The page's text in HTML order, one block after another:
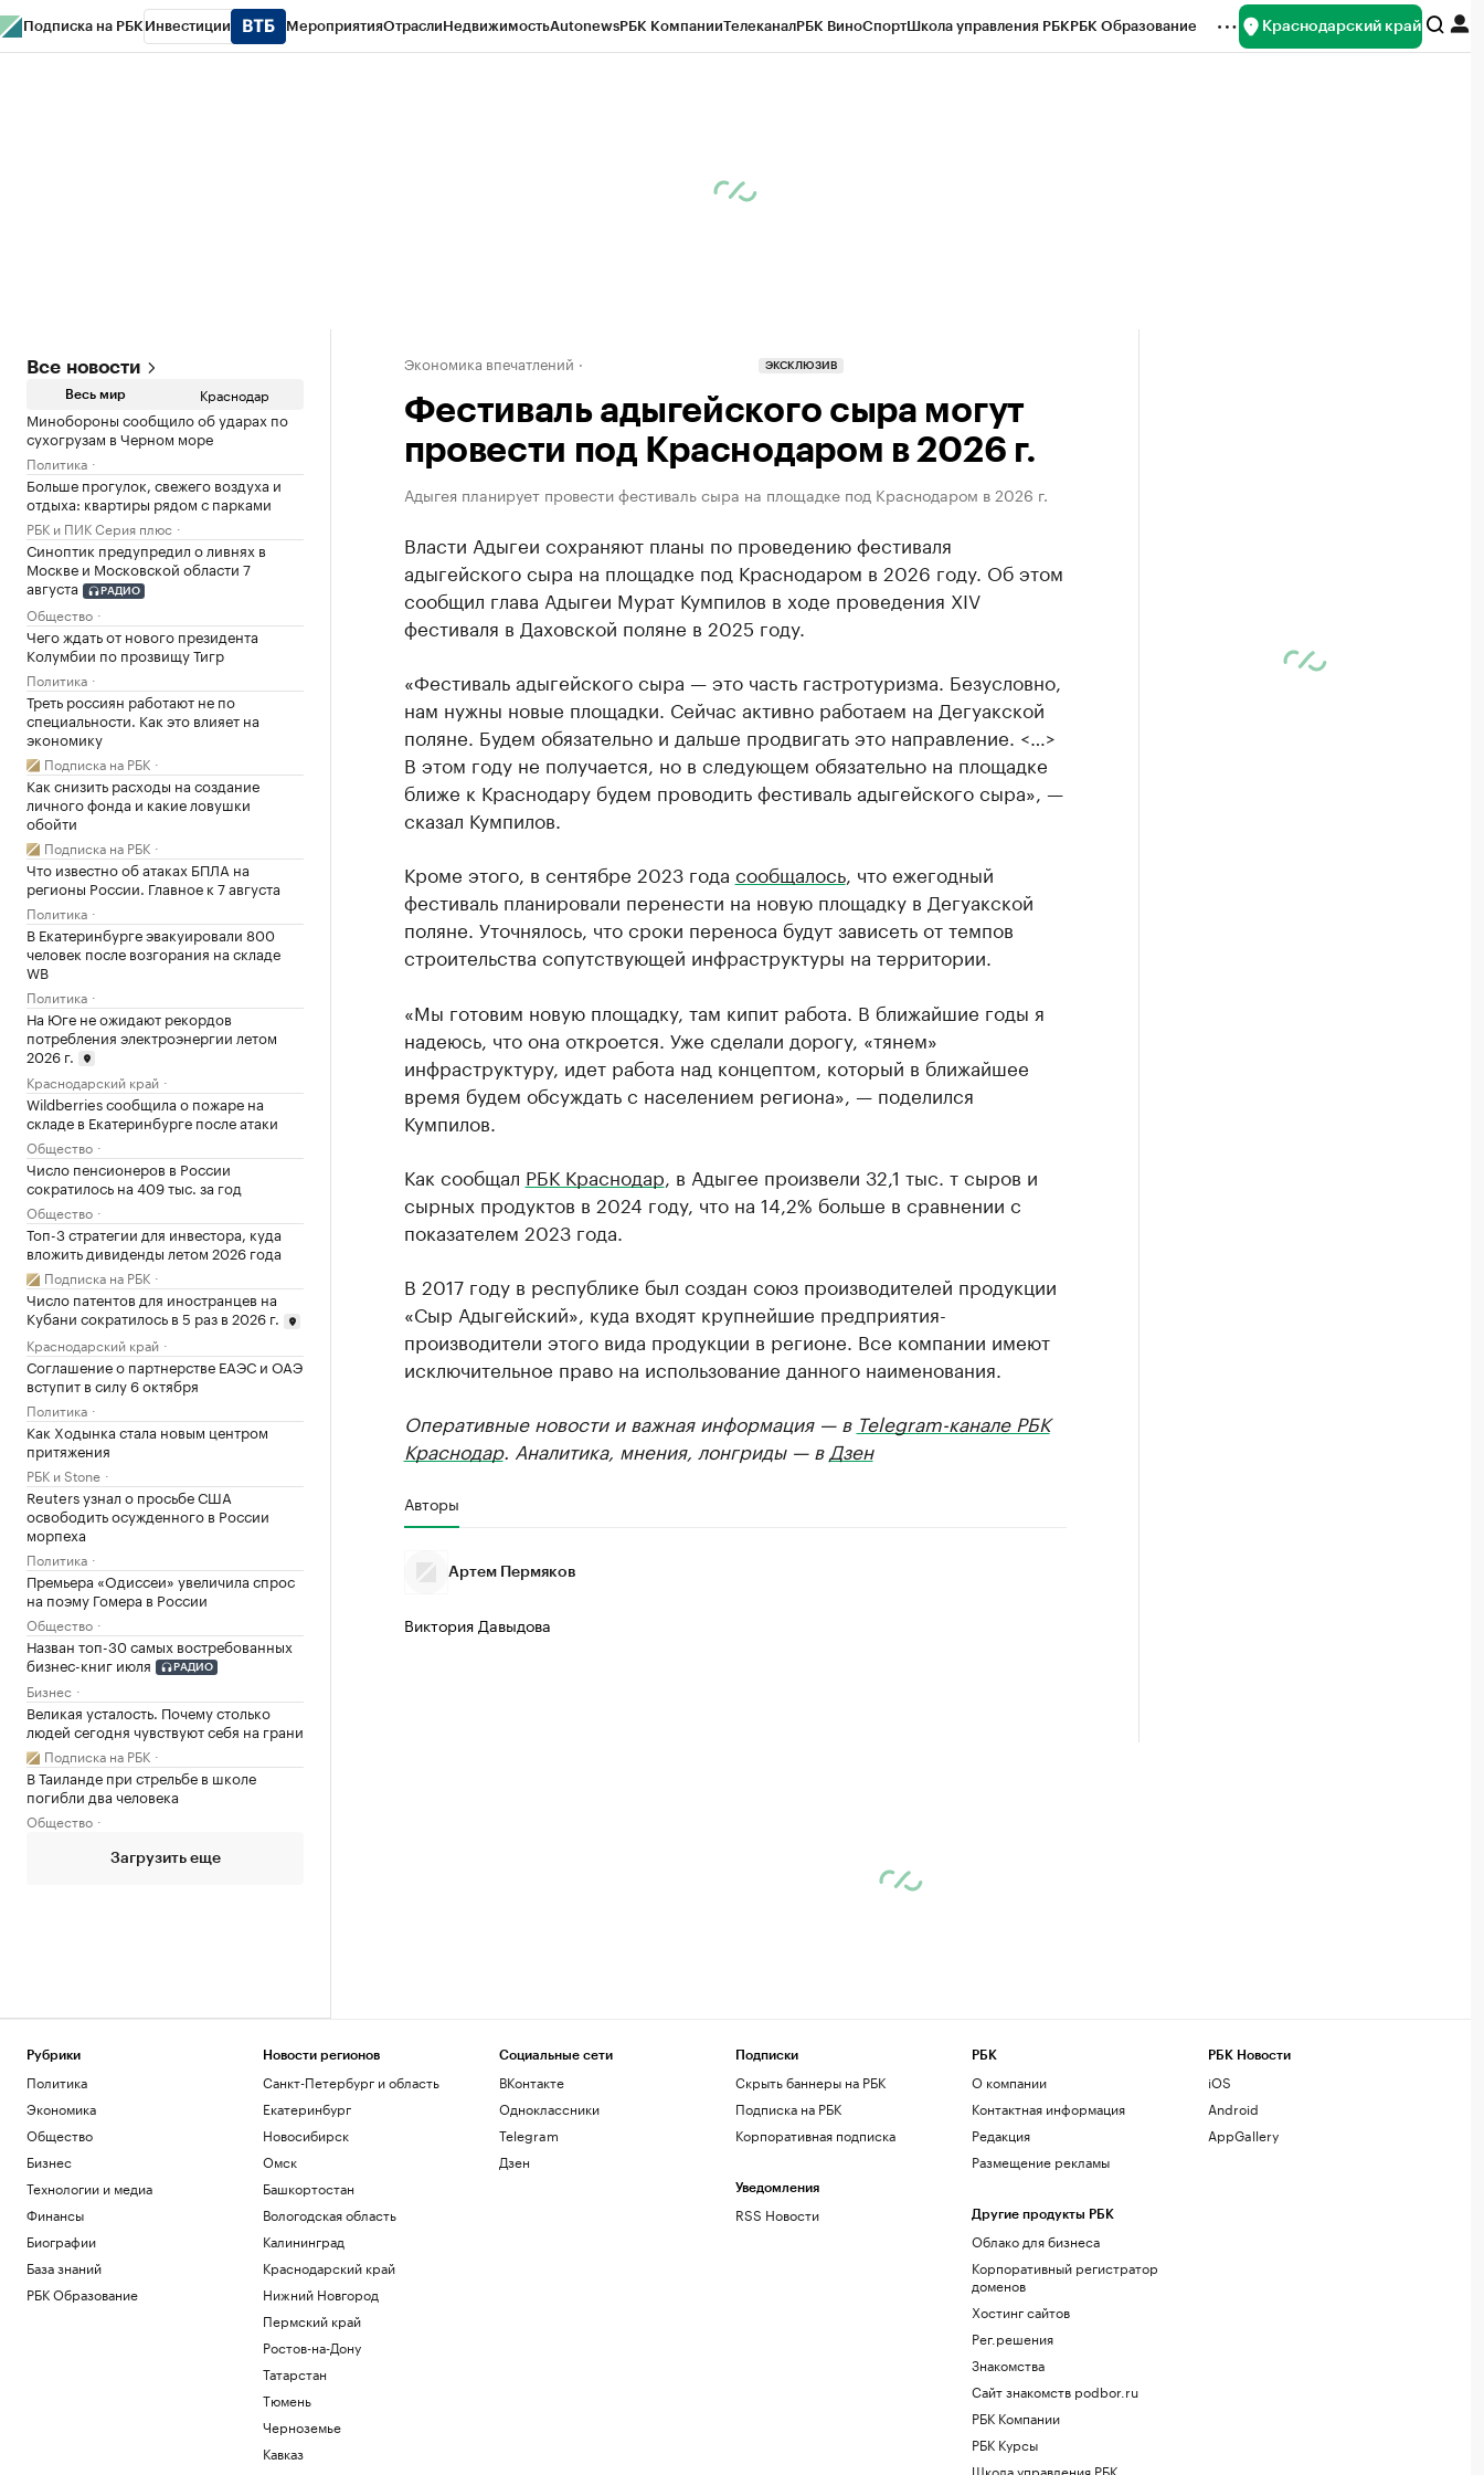
Подписка на РБК Инвестиции МероприятияОтраслиНедвижимостьAutonewsРБК КомпанииТелеканалРБК ВиноСпортШкола управления РБКРБК Образование Краснодарский край
Все новости
Весь мир Краснодар
Минобороны сообщило об ударах по
сухогрузам в Черном море
Политика
Больше прогулок, свежего воздуха и
отдыха: квартиры рядом с парками
РБК и ПИК Серия плюс
Синоптик предупредил о ливнях в
Москве и Московской области 7
августа
РАДИО
Общество
Чего ждать от нового президента
Колумбии по прозвищу Тигр
Политика
Треть россиян работают не по
специальности. Как это влияет на
экономику
Подписка на РБК
Как снизить расходы на создание
личного фонда и какие ловушки
обойти
Подписка на РБК
Что известно об атаках БПЛА на
регионы России. Главное к 7 августа
Политика
В Екатеринбурге эвакуировали 800
человек после возгорания на складе
WB
Политика
На Юге не ожидают рекордов
потребления электроэнергии летом
2026 г.
Краснодарский край
Wildberries сообщила о пожаре на
складе в Екатеринбурге после атаки
Общество
Число пенсионеров в России
сократилось на 409 тыс. за год
Общество
Топ-3 стратегии для инвестора, куда
вложить дивиденды летом 2026 года
Подписка на РБК
Число патентов для иностранцев на
Кубани сократилось в 5 раз в 2026 г.
Краснодарский край
Соглашение о партнерстве ЕАЭС и ОАЭ
вступит в силу 6 октября
Политика
Как Ходынка стала новым центром
притяжения
РБК и Stone
Reuters узнал о просьбе США
освободить осужденного в России
морпеха
Политика
Премьера «Одиссеи» увеличила спрос
на поэму Гомера в России
Общество
Назван топ-30 самых востребованных
бизнес-книг июля
РАДИО
Бизнес
Великая усталость. Почему столько
людей сегодня чувствуют себя на грани
Подписка на РБК
В Таиланде при стрельбе в школе
погибли два человека
Общество
Загрузить еще
Экономика впечатлений ЭКСКЛЮЗИВ
Фестиваль адыгейского сыра могут
провести под Краснодаром в 2026 г.
Адыгея планирует провести фестиваль сыра на площадке под Краснодаром в 2026 г.
Власти Адыгеи сохраняют планы по проведению фестиваля
адыгейского сыра на площадке под Краснодаром в 2026 году. Об этом
сообщил глава Адыгеи Мурат Кумпилов в ходе проведения XIV
фестиваля в Даховской поляне в 2025 году.
«Фестиваль адыгейского сыра — это часть гастротуризма. Безусловно,
нам нужны новые площадки. Сейчас активно работаем на Дегуакской
поляне. Будем обязательно и дальше продвигать это направление. <…>
В этом году не получается, но в следующем обязательно на площадке
ближе к Краснодару будем проводить фестиваль адыгейского сыра», —
сказал Кумпилов.
Кроме этого, в сентябре 2023 года сообщалось, что ежегодный
фестиваль планировали перенести на новую площадку в Дегуакской
поляне. Уточнялось, что сроки переноса будут зависеть от темпов
строительства сопутствующей инфраструктуры на территории.
«Мы готовим новую площадку, там кипит работа. В ближайшие годы я
надеюсь, что она откроется. Уже сделали дорогу, «тянем»
инфраструктуру, идет работа над концептом, который в ближайшее
время будем обсуждать с населением региона», — поделился
Кумпилов.
Как сообщал РБК Краснодар , в Адыгее произвели 32,1 тыс. т сыров и
сырных продуктов в 2024 году, что на 14,2% больше в сравнении с
показателем 2023 года.
В 2017 году в республике был создан союз производителей продукции
«Сыр Адыгейский», куда входят крупнейшие предприятия-
производители этого вида продукции в регионе. Все компании имеют
исключительное право на использование данного наименования.
Оперативные новости и важная информация — в Telegram-канале РБК
Краснодар. Аналитика, мнения, лонгриды — в Дзен
Авторы
Артем Пермяков
Виктория Давыдова
Рубрики
Политика
Экономика
Общество
Бизнес
Технологии и медиа
Финансы
Биографии
База знаний
РБК Образование
Новости регионов
Санкт-Петербург и область
Екатеринбург
Новосибирск
Омск
Башкортостан
Вологодская область
Калининград
Краснодарский край
Нижний Новгород
Пермский край
Ростов-на-Дону
Татарстан
Тюмень
Черноземье
Кавказ
Социальные сети
ВКонтакте
Одноклассники
Telegram
Дзен
Подписки
Скрыть баннеры на РБК
Подписка на РБК
Корпоративная подписка
Уведомления
RSS Новости
РБК
О компании
Контактная информация
Редакция
Размещение рекламы
Другие продукты РБК
Облако для бизнеса
Корпоративный регистратор
доменов
Хостинг сайтов
Рег.решения
Знакомства
Сайт знакомств podbor.ru
РБК Компании
РБК Курсы
Школа управления РБК
РБК Новости
iOS
Android
AppGallery